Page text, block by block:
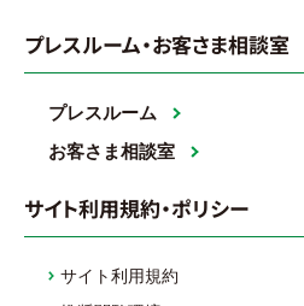
プレスルーム・お客さま相談室
プレスルーム
お客さま相談室
サイト利用規約・ポリシー
サイト利用規約